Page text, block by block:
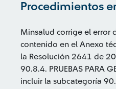
Procedimientos
Minsalud corrige el error
contenido en el Anexo
la Resolución 2641 de
90.8.4. PRUEBAS PARA
incluir la subcategoría